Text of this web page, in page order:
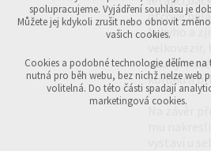
otcově
Lukyho a
v Lukym
korunu a
Na závěr
mu
vystaví u
Více informací o cookies na našem
Přijmout všechny cookies
Odmítnout vše
spolupracujeme. Vyjádření souhlasu je
Můžete jej kdykoli zrušit nebo obnovit
vašich cookies.
Cookies a podobné technologie dělíme na
nutná pro běh webu, bez nichž nelze web
volitelná. Do této části spadají
marketingová cookies.